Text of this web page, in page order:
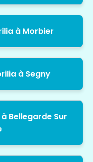
à Morbier
à Segny
Bellegarde Sur